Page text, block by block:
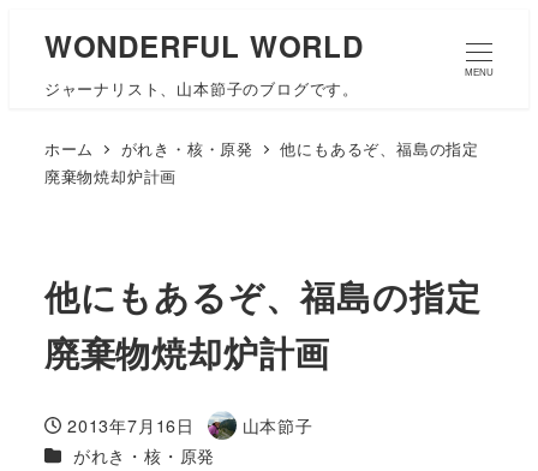
WONDERFUL WORLD
ジャーナリスト、山本節子のブログです。
MENU
ホーム がれき・核・原発
他にもあるぞ、福島の指定
廃棄物焼却炉計画
他にもあるぞ、福島の指定
廃棄物焼却炉計画
投稿日
2013年7月16日
著
山本節子
カテゴリー
がれき・核・原発